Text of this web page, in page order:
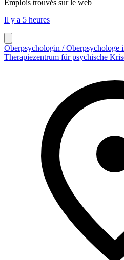
Emplois trouvés sur le web
Il y a 5 heures
Oberpsychologin / Oberpsychologe
Therapiezentrum für psychische